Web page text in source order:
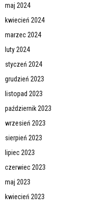
maj 2024
kwiecień 2024
marzec 2024
luty 2024
styczeń 2024
grudzień 2023
listopad 2023
październik 2023
wrzesień 2023
sierpień 2023
lipiec 2023
czerwiec 2023
maj 2023
kwiecień 2023